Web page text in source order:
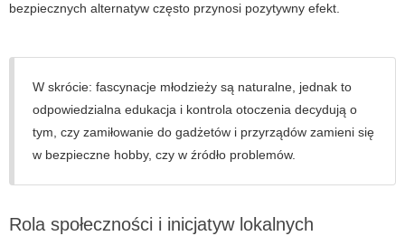
bezpiecznych alternatyw często przynosi pozytywny efekt.
W skrócie: fascynacje młodzieży są naturalne, jednak to
odpowiedzialna edukacja i kontrola otoczenia decydują o
tym, czy zamiłowanie do gadżetów i przyrządów zamieni się
w bezpieczne hobby, czy w źródło problemów.
Rola społeczności i inicjatyw lokalnych